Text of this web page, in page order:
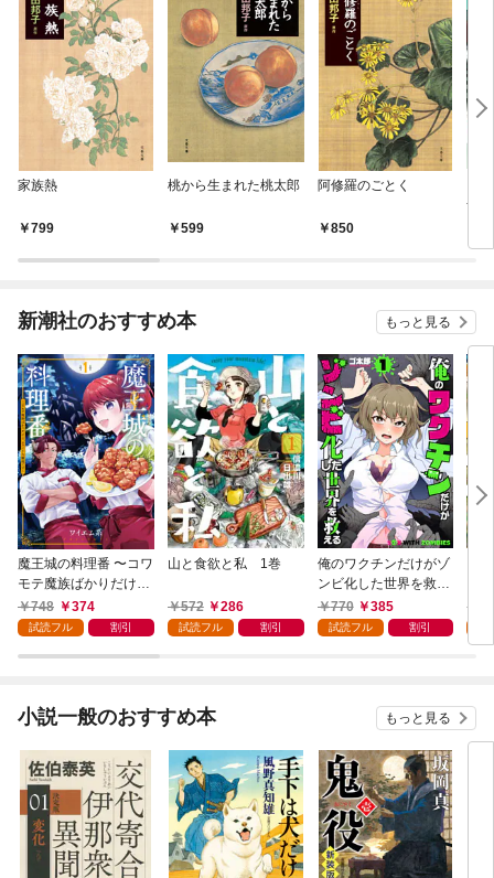
家族熱
799
桃から生まれた桃太郎
599
阿修羅のごとく
850
ナ
新潮社のおすすめ本 もっと見る
魔王城の料理番 〜コワ
モテ魔族ばかりだけ
ど、ホワイトな職場で
す〜 1巻
748 374
試読フル 割引
山と食欲と私 1巻
572 286
試読フル 割引
俺のワクチンだけがゾ
ンビ化した世界を救え
る 1巻
770 385
試読フル 割引
小説一般のおすすめ本 もっと見る